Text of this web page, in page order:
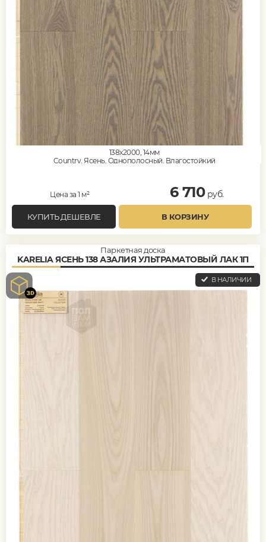
138x2000, 14мм
Country, Ясень, Однополосный, Влагостойкий
Цена за 1 м² 6 710руб.
КУПИТЬ ДЕШЕВЛЕ В КОРЗИНУ
Паркетная доска
KARELIA ЯСЕНЬ 138 АЗАЛИЯ УЛЬТРАМАТОВЫЙ ЛАК 1П
В НАЛИЧИИ